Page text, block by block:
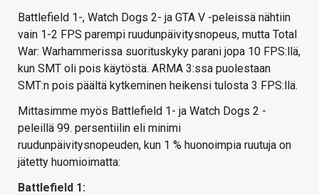
Battlefield 1-, Watch Dogs 2- ja GTA V -peleissä nähtiin
vain 1-2 FPS parempi ruudunpäivitysnopeus, mutta Total
War: Warhammerissa suorituskyky parani jopa 10 FPS:llä,
kun SMT oli pois käytöstä. ARMA 3:ssa puolestaan
SMT:n pois päältä kytkeminen heikensi tulosta 3 FPS:llä.
Mittasimme myös Battlefield 1- ja Watch Dogs 2 -
peleillä 99. persentiilin eli minimi
ruudunpäivitysnopeuden, kun 1 % huonoimpia ruutuja on
jätetty huomioimatta:
Battlefield 1: